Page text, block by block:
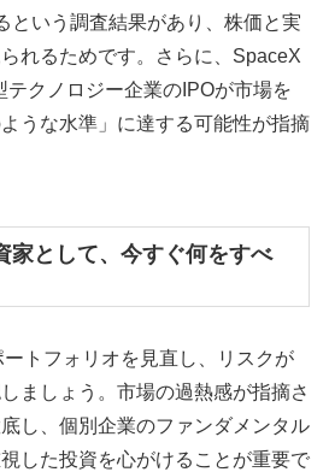
という調査結果があり、株価と実
れるためです。さらに、SpaceX
クノロジー企業のIPOが市場を
うな水準」に達する可能性が指摘
家として、今すぐ何をすべ
トフォリオを見直し、リスクが
ましょう。市場の過熱感が指摘さ
し、個別企業のファンダメンタル
した投資を心がけることが重要で